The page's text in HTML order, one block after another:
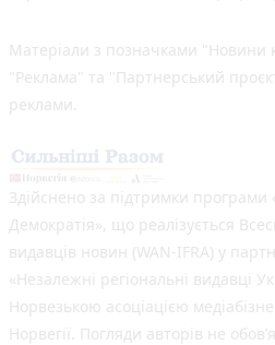
Матеріали з позначками "Новини
"Реклама" та "Партнерський
реклами.
Здійснено за підтримки
Демократія», що реалізується
видавців новин (WAN-IFRA) у
«Незалежні регіональні видавці
Норвезькою асоціацією
Норвегії. Погляди авторів не